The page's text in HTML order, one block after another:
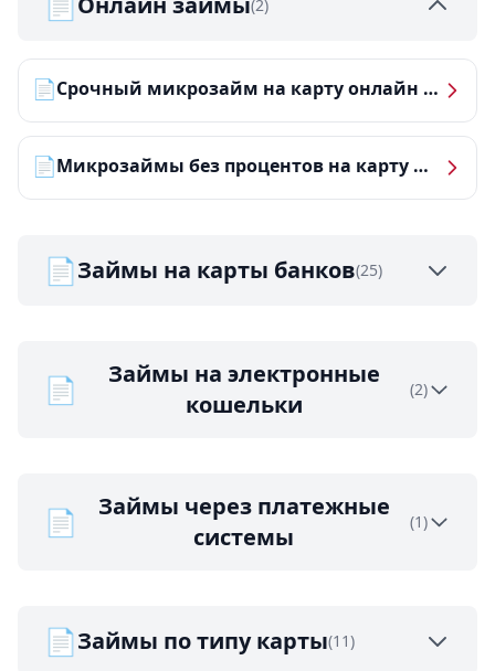
(2)
📄 Срочный микрозайм на карту онлайн — получить деньги за 5 минут
📄 Микрозаймы без процентов на карту — ТОП-10 за 2026 год
📄Займы на карты банков(25)
📄
Займы на электронные
кошельки
(2)
📄
Займы через платежные
системы
(1)
📄Займы по типу карты(11)